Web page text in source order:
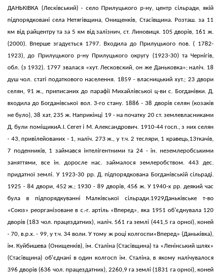
ДАНЬКІВКА (Лесківський) - село Прилуцького р-ну, центр сільради, якій
підпорядковані села Нетягівщина, Онищенків, Стасівщина. Розташ. за 11
км від райцентру та за 5 км від залізнич, ст. Линовиця. 105 дворів, 161 ж.
(2000). Вперше згадується 1797. Входила до Прилуцького пов. ( 1782-
1923), до Прилуцького р-ну Прилуцького округу (1923-30) та Чернігів,
обл. (з 1932). 1797 звалася «хут. Лесковский, он же Даньковка»; наліч. 18
душ чол. статі податкового населення. 1859 - власницький хут.; 23 двори
селян, 91 ж., приписаних до парафії Михайлівської ц-ви с. Богданівки. Д.
входила до Богданівської вол. 3-го стану. 1886 - 38 дворів селян (козаків
не було), 38 хат, 235 ж. Наприкінці 19 - на початку 20 ст. землевласниками
Д. були поміщикиА.І. Сегет і М. Александрович. 1910-44 госп., з них селян
- 43, привілейованих - 1, наліч. 273 ж., у т.ч. 2 тесляри, 1 кравець,13ткачів,
7 поденників, 1 займався інтелігентними та 24 - ін. неземлеробськими
заняттями, все ін. доросле нас. займалося землеробством. 443 дес.
придатної землі. У 1923-30 pp. Д. підпорядкована Богданівській сільраді.
1925 - 84 двори, 452 ж.; 1930 - 89 дворів, 456 ж. У 1940-х pp. деякий час
була в підпорядкуванні Малківської сільради.1929Даньківське т-во
«Союз» реорганізоване в с.-г. артіль «Вперед», яка 1951 об'єднувала 120
дворів (183 чол. працездатних), наліч. 561 га землі (441,5 га орної), коней
- 70, в.р.х. - 99, у т.ч. 34 воли. У тому ж році колгоспи«Вперед» (Даньківка),
ім. Куйбишева (Онищенків), ім. Сталіна (Стасівщина) та «Ленінський шлях»
(Стасівщина) об'єднані в один колгосп ім. Сталіна, в якому налічувалося
396 дворів (636 чол. працездатних), 2260,9 га землі (1831 га орної), коней